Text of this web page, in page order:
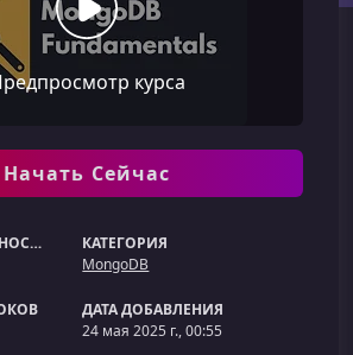
курса
Начать Сейчас
ПРОДОЛЖИТЕЛЬНОСТЬ
КАТЕГОРИЯ
MongoDB
ДАТА ДОБАВЛЕНИЯ
24 мая 2025 г., 00:55